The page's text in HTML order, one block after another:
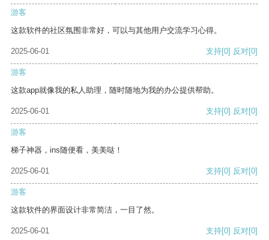
游客
这款软件的社区氛围非常好，可以与其他用户交流学习心得。
2025-06-01 支持[0] 反对[0]
游客
这款app就像我的私人助理，随时随地为我的办公提供帮助。
2025-06-01 支持[0] 反对[0]
游客
梯子神器，ins随便看，美美哒！
2025-06-01 支持[0] 反对[0]
游客
这款软件的界面设计非常简洁，一目了然。
2025-06-01 支持[0] 反对[0]